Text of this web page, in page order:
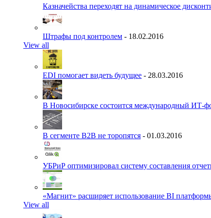
Казначейства переходят на динамическое
Штрафы под контролем - 18.02.2016
View all
EDI помогает видеть будущее - 28.03.2016
В Новосибирске состоится международный ИТ-
В сегменте B2B не торопятся - 01.03.2016
УБРиР оптимизировал систему составления
«Магнит» расширяет использование BI
View all